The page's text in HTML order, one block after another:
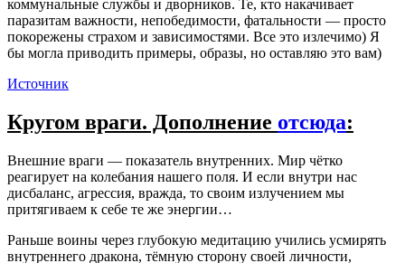
коммунальные службы и дворников. Те, кто накачивает
паразитам важности, непобедимости, фатальности — просто
покорежены страхом и зависимостями. Все это излечимо) Я
бы могла приводить примеры, образы, но оставляю это вам)
Источник
Кругом враги. Дополнение отсюда:
Внешние враги — показатель внутренних. Мир чётко
реагирует на колебания нашего поля. И если внутри нас
дисбаланс, агрессия, вражда, то своим излучением мы
притягиваем к себе те же энергии…
Раньше воины через глубокую медитацию учились усмирять
внутреннего дракона, тёмную сторону своей личности,